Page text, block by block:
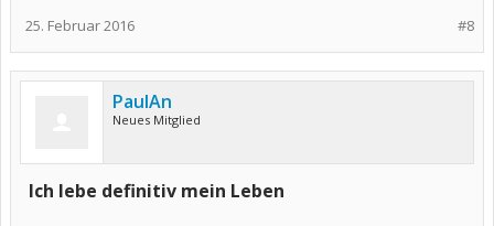
#8
25. Februar 2016
PaulAn
Neues Mitglied
Ich lebe definitiv mein Leben